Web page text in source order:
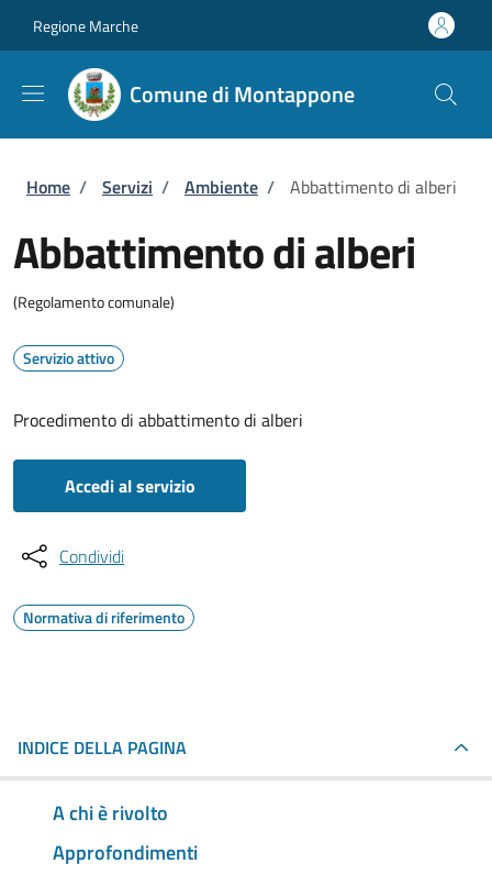
Regione Marche
Comune di Montappone
Briciole di pane
Home / Servizi / Ambiente / Abbattimento di alberi
Abbattimento di alberi
(Regolamento comunale)
Servizio attivo
Procedimento di abbattimento di alberi
Accedi al servizio
Condividi
Normativa di riferimento
INDICE DELLA PAGINA
A chi è rivolto
Approfondimenti